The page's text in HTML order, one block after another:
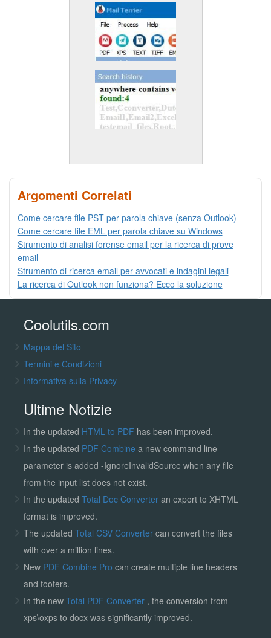
Argomenti Correlati
Come cercare file PST per parola chiave (senza Outlook)
Come cercare file EML per parola chiave su Windows
Strumento di analisi forense email per la ricerca di prove
email
Strumento di ricerca email per avvocati e indagini legali
La ricerca di Outlook non funziona? Ecco la soluzione
Coolutils.com
Mappa del Sito
Termini e Condizioni
Informativa sulla Privacy
Ultime Notizie
In the updated HTML to PDF has been improved.
In the updated PDF Combine a new command line
parameter is added -IgnoreInvalidSource when any file
from the input list does not exist.
In the updated Total Doc Converter an export to XHTML
format is improved.
The updated Total CSV Convertercan convert the files
with over a million lines.
New PDF Combine Pro can create multiple line headers
and footers.
In the new Total PDF Converter , the conversion from
xps\oxps to docx was significantly improved.